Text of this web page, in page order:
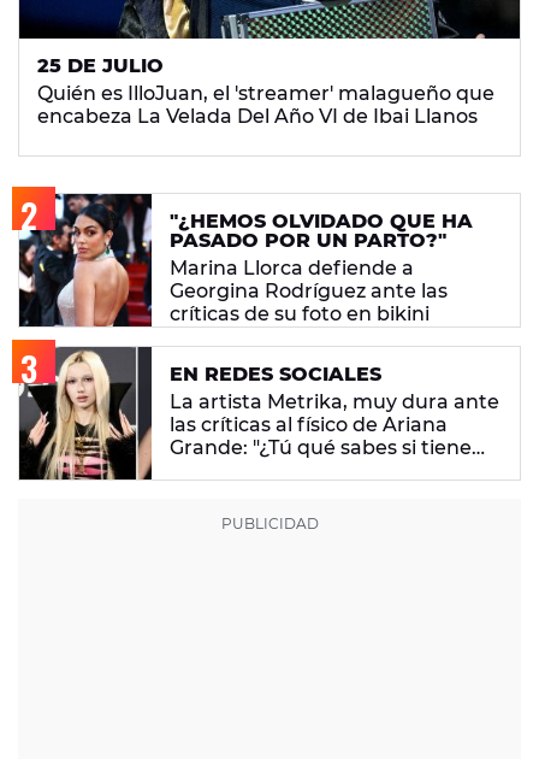
25 DE JULIO
Quién es IlloJuan, el 'streamer' malagueño que
encabeza La Velada Del Año VI de Ibai Llanos
"¿HEMOS OLVIDADO QUE HA
PASADO POR UN PARTO?"
Marina Llorca defiende a
Georgina Rodríguez ante las
críticas de su foto en bikini
EN REDES SOCIALES
La artista Metrika, muy dura ante
las críticas al físico de Ariana
Grande: "¿Tú qué sabes si tiene